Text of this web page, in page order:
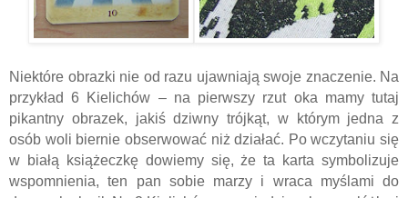
Niektóre obrazki nie od razu ujawniają swoje znaczenie. Na
przykład 6 Kielichów – na pierwszy rzut oka mamy tutaj
pikantny obrazek, jakiś dziwny trójkąt, w którym jedna z
osób woli biernie obserwować niż działać. Po wczytaniu się
w białą książeczkę dowiemy się, że ta karta symbolizuje
wspomnienia, ten pan sobie marzy i wraca myślami do